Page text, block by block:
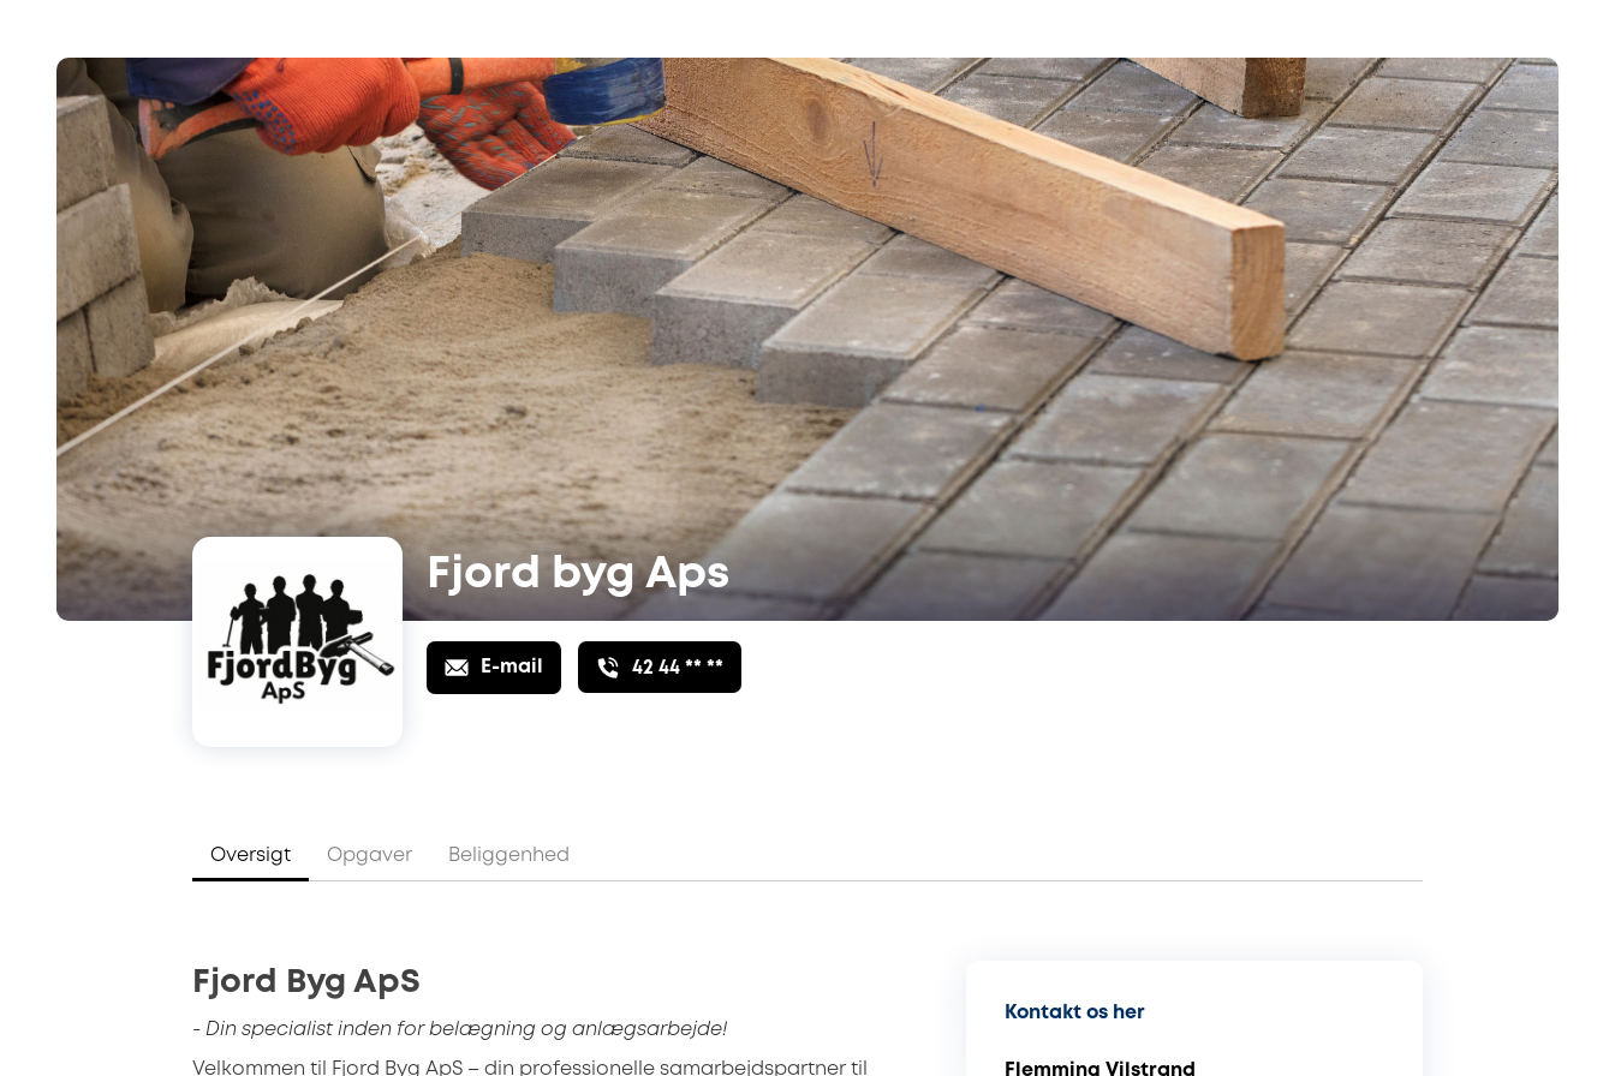
Fjord byg Aps
E-mail 42 44 ** **
Oversigt Opgaver Beliggenhed
Fjord Byg ApS
- Din specialist inden for belægning og anlægsarbejde!
Velkommen til Fjord Byg ApS – din professionelle samarbejdspartner til
Kontakt os her
Flemming Vilstrand